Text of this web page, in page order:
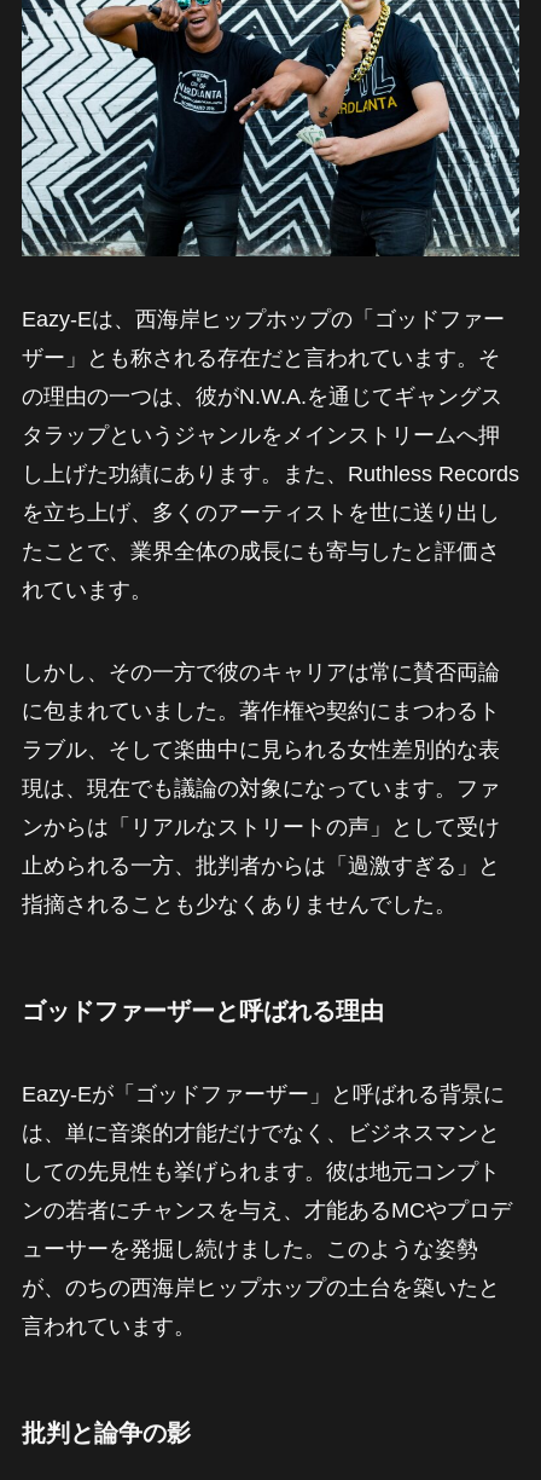
Eazy-Eは、西海岸ヒップホップの「ゴッドファー
ザー」とも称される存在だと言われています。そ
の理由の一つは、彼がN.W.A.を通じてギャングス
タラップというジャンルをメインストリームへ押
し上げた功績にあります。また、Ruthless Records
を立ち上げ、多くのアーティストを世に送り出し
たことで、業界全体の成長にも寄与したと評価さ
れています。
しかし、その一方で彼のキャリアは常に賛否両論
に包まれていました。著作権や契約にまつわるト
ラブル、そして楽曲中に見られる女性差別的な表
現は、現在でも議論の対象になっています。ファ
ンからは「リアルなストリートの声」として受け
止められる一方、批判者からは「過激すぎる」と
指摘されることも少なくありませんでした。
ゴッドファーザーと呼ばれる理由
Eazy-Eが「ゴッドファーザー」と呼ばれる背景に
は、単に音楽的才能だけでなく、ビジネスマンと
しての先見性も挙げられます。彼は地元コンプト
ンの若者にチャンスを与え、才能あるMCやプロデ
ューサーを発掘し続けました。このような姿勢
が、のちの西海岸ヒップホップの土台を築いたと
言われています。
批判と論争の影